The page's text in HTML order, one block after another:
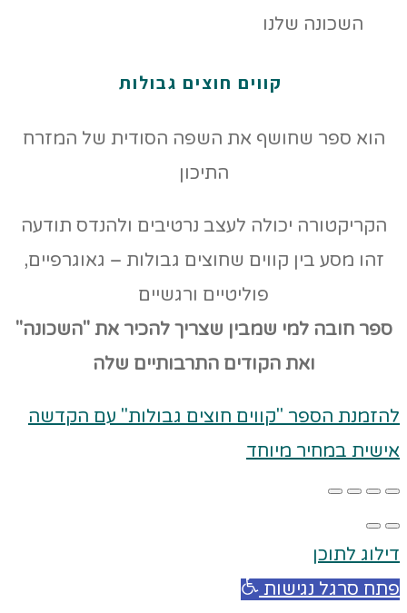
קווים חוצים גבולות
הוא ספר שחושף את השפה הסודית של המזרח
התיכון
הקריקטורה יכולה לעצב נרטיבים ולהנדס תודעה
זהו מסע בין קווים שחוצים גבולות – גאוגרפיים,
פוליטיים ורגשיים
ספר חובה למי שמבין שצריך להכיר את "השכונה"
ואת הקודים התרבותיים שלה
להזמנת הספר "קווים חוצים גבולות" עם הקדשה
אישית במחיר מיוחד
דילוג לתוכן
פתח סרגל נגישות